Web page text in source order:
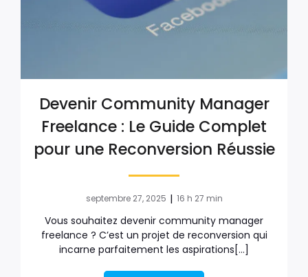
Devenir Community Manager
Freelance : Le Guide Complet
pour une Reconversion Réussie
septembre 27, 2025 | 16 h 27 min
Vous souhaitez devenir community manager
freelance ? C’est un projet de reconversion qui
incarne parfaitement les aspirations[…]